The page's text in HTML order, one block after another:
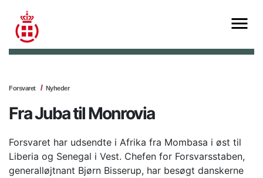
Forsvaret Nyheder
Fra Juba til Monrovia
Forsvaret har udsendte i Afrika fra Mombasa i øst til
Liberia og Senegal i Vest. Chefen for Forsvarsstaben,
generalløjtnant Bjørn Bisserup, har besøgt danskerne